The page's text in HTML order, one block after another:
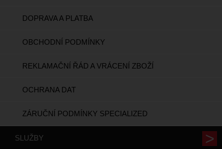
DOPRAVA A PLATBA
OBCHODNÍ PODMÍNKY
REKLAMAČNÍ ŘÁD A VRÁCENÍ ZBOŽÍ
OCHRANA DAT
ZÁRUČNÍ PODMÍNKY SPECIALIZED
SLUŽBY